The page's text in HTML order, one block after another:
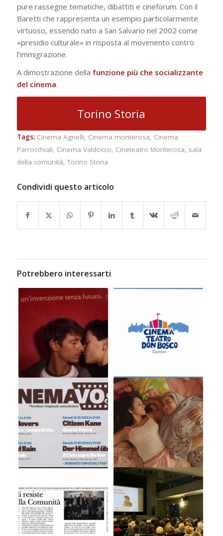
pure rassegne tematiche, dibattiti e cineforum. Con il
Baretti che rappresenta un esempio particolarmente
virtuoso, essendo nato a San Salvario nel 2002 come
«presidio culturale» in risposta al movimento contro
l’immigrazione.
A dimostrazione della funzione più che socializzante
del cinema.
Torino Storia
Tags: Cinema Agnelli, Cinema monterosa, Cinema
Parrocchiali, Cinema Valdocco, Cineteatro Monterosa, sala
della comunità, Torino Storia
Condividi questo articolo
Potrebbero interessarti